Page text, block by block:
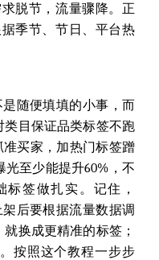
脱节，流量骤降。正
季节、节日、平台热
随便填填的小事，而
类目保证品类标签不跑
准买家，加热门标签蹭
至少能提升60%，不
签做扎实。记住，
后要根据流量数据调
就换成更精准的标签；
按照这个教程一步步